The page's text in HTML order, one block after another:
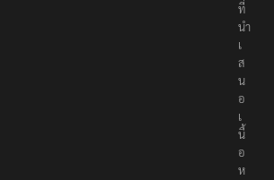
น์
ที่
นำ
เ
ส
น
อ
เ
นื้
อ